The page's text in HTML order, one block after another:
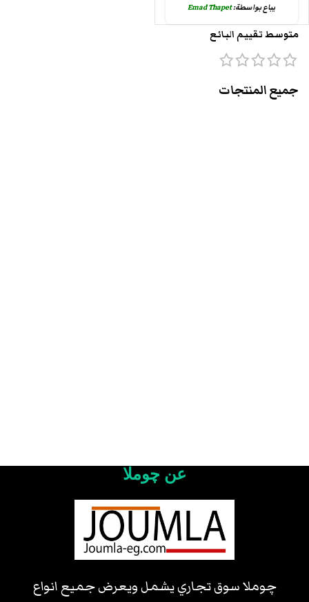
يباع بواسطة:Emad Thapet
متوسط تقييم البائع
جميع المنتجات
عن چوملا
چوملا سوق تجاري يشمل ويعرض جميع انواع